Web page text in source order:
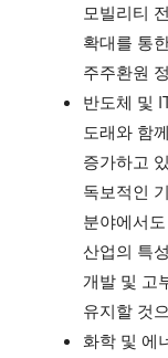
모빌리티
확대를 통
주주환원
반도체 및
도래와 함
증가하고
독보적인
분야에서
산업의 특
개발 및 고
유지할 것
화학 및 에